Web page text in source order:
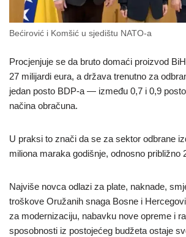
Bećirović i Komšić u sjedištu NATO-a
Procjenjuje se da bruto domaći proizvod
27 milijardi eura, a država trenutno za
jedan posto BDP-a — između 0,7 i 0,9
načina obračuna.
U praksi to znači da se za sektor odbrane
miliona maraka godišnje, odnosno približno
Najviše novca odlazi za plate, naknade,
troškove Oružanih snaga Bosne i
za modernizaciju, nabavku nove opreme i
sposobnosti iz postojećeg budžeta ostaje